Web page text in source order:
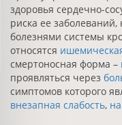
здоровья сердечно-
риска ее
болезнями системы
относятся
смертоносная форма –
проявляться через
симптомов которого
внезапная слабость,